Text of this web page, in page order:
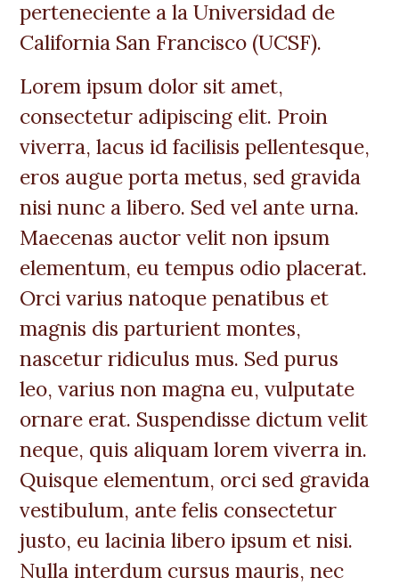
perteneciente a la Universidad de
California San Francisco (UCSF).
Lorem ipsum dolor sit amet,
consectetur adipiscing elit. Proin
viverra, lacus id facilisis pellentesque,
eros augue porta metus, sed gravida
nisi nunc a libero. Sed vel ante urna.
Maecenas auctor velit non ipsum
elementum, eu tempus odio placerat.
Orci varius natoque penatibus et
magnis dis parturient montes,
nascetur ridiculus mus. Sed purus
leo, varius non magna eu, vulputate
ornare erat. Suspendisse dictum velit
neque, quis aliquam lorem viverra in.
Quisque elementum, orci sed gravida
vestibulum, ante felis consectetur
justo, eu lacinia libero ipsum et nisi.
Nulla interdum cursus mauris, nec